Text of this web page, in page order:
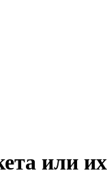
или